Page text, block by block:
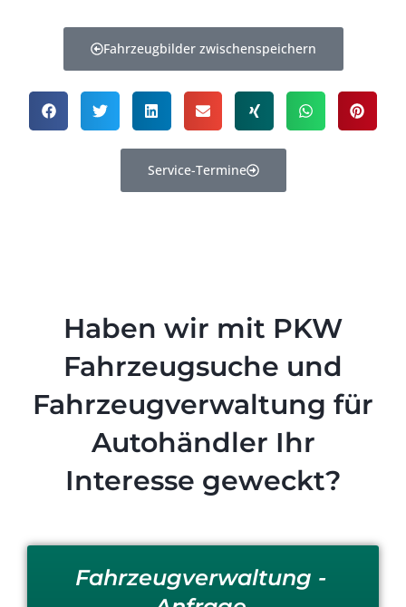
Fahrzeugbilder zwischenspeichern
Service-Termine
Haben wir mit PKW
Fahrzeugsuche und
Fahrzeugverwaltung für
Autohändler Ihr
Interesse geweckt?
Fahrzeugverwaltung -